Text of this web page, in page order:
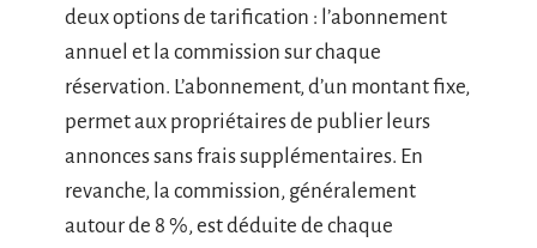
deux options de tarification : l’abonnement
annuel et la commission sur chaque
réservation. L’abonnement, d’un montant fixe,
permet aux propriétaires de publier leurs
annonces sans frais supplémentaires. En
revanche, la commission, généralement
autour de 8 %, est déduite de chaque